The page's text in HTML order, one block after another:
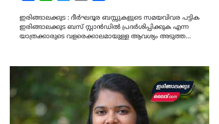
ഇരിങ്ങാലക്കുട : ദീർഘദൂര ബസ്സുകളുടെ സമയവിവര പട്ടിക
ഇരിങ്ങാലക്കുട ബസ് സ്റ്റാൻഡിൽ പ്രദർശിപ്പിക്കുക എന്ന
യാത്രക്കാരുടെ വളരെക്കാലമായുള്ള ആവശ്യം അടുത്ത…